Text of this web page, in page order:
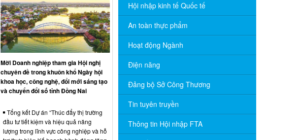
Hội nhập kinh tế Quốc tế
An toàn thực phẩm
Hoạt động Ngành
Điện năng
Đảng bộ Sở Công Thương
Tin tuyên truyền
Thông tin Hội nhập FTA
Mời Doanh nghiệp tham gia Hội nghị
chuyên đề trong khuôn khổ Ngày hội
khoa học, công nghệ, đổi mới sáng tạo
và chuyển đổi số tỉnh Đồng Nai
Tổng kết Dự án “Thúc đẩy thị trường
đầu tư tiết kiệm và hiệu quả năng
lượng trong lĩnh vực công nghiệp và hỗ